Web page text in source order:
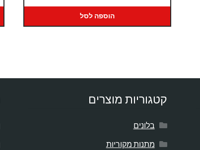
היה:
₪750.
₪650.
הוספה לסל
קטגוריות מוצרים
בלונים
מתנות מקוריות